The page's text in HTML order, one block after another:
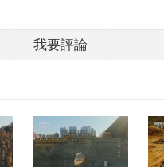
我要評論